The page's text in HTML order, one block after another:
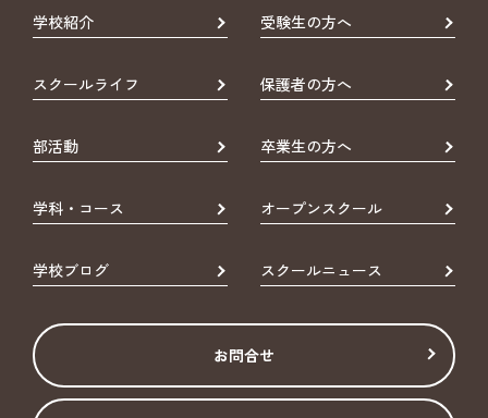
学校紹介 受験生の方へ
スクールライフ 保護者の方へ
部活動 卒業生の方へ
学科・コース オープンスクール
学校ブログ スクールニュース
お問合せ